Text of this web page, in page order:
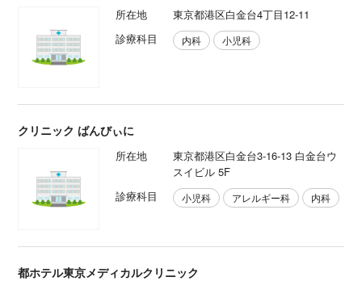
所在地
東京都港区白金台4丁目12-11
診療科目
内科 小児科
クリニック ばんびぃに
所在地
東京都港区白金台3-16-13 白金台ウ
スイビル 5F
診療科目
小児科 アレルギー科 内科
都ホテル東京メディカルクリニック